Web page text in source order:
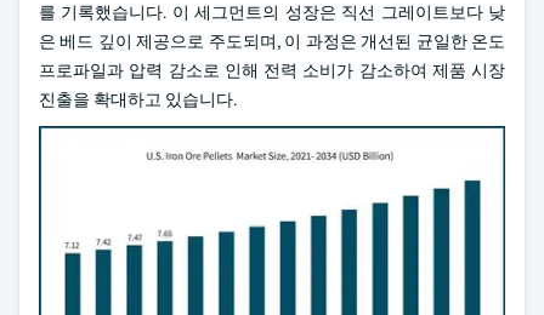
를 기록했습니다. 이 세그먼트의 성장은 직선 그레이트보다 낮
은 베드 깊이 제공으로 주도되며, 이 과정은 개선된 균일한 온도
프로파일과 압력 감소로 인해 전력 소비가 감소하여 제품 시장
진출을 확대하고 있습니다.